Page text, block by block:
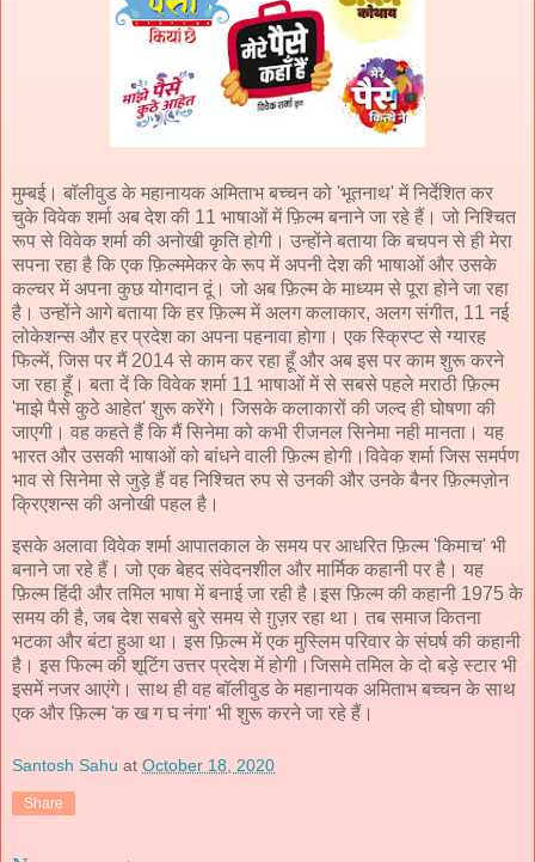
मुम्बई। बॉलीवुड के महानायक अमिताभ बच्चन को 'भूतनाथ' में निर्देशित कर
चुके विवेक शर्मा अब देश की 11 भाषाओं में फ़िल्म बनाने जा रहे हैं। जो निश्चित
रूप से विवेक शर्मा की अनोखी कृति होगी। उन्होंने बताया कि बचपन से ही मेरा
सपना रहा है कि एक फ़िल्ममेकर के रूप में अपनी देश की भाषाओं और उसके
कल्चर में अपना कुछ योगदान दूं। जो अब फ़िल्म के माध्यम से पूरा होने जा रहा
है। उन्होंने आगे बताया कि हर फ़िल्म में अलग कलाकार, अलग संगीत, 11 नई
लोकेशन्स और हर प्रदेश का अपना पहनावा होगा। एक स्क्रिप्ट से ग्यारह
फिल्में, जिस पर मैं 2014 से काम कर रहा हूँ और अब इस पर काम शुरू करने
जा रहा हूँ। बता दें कि विवेक शर्मा 11 भाषाओं में से सबसे पहले मराठी फ़िल्म
'माझे पैसे कुठे आहेत' शुरू करेंगे। जिसके कलाकारों की जल्द ही घोषणा की
जाएगी। वह कहते हैं कि मैं सिनेमा को कभी रीजनल सिनेमा नही मानता। यह
भारत और उसकी भाषाओं को बांधने वाली फ़िल्म होगी।विवेक शर्मा जिस समर्पण
भाव से सिनेमा से जुड़े हैं वह निश्चित रुप से उनकी और उनके बैनर फ़िल्मज़ोन
क्रिएशन्स की अनोखी पहल है।
इसके अलावा विवेक शर्मा आपातकाल के समय पर आधरित फ़िल्म 'किमाच' भी
बनाने जा रहे हैं। जो एक बेहद संवेदनशील और मार्मिक कहानी पर है। यह
फ़िल्म हिंदी और तमिल भाषा में बनाई जा रही है।इस फ़िल्म की कहानी 1975 के
समय की है, जब देश सबसे बुरे समय से ग़ुज़र रहा था। तब समाज कितना
भटका और बंटा हुआ था। इस फ़िल्म में एक मुस्लिम परिवार के संघर्ष की कहानी
है। इस फिल्म की शूटिंग उत्तर प्रदेश में होगी।जिसमे तमिल के दो बड़े स्टार भी
इसमें नजर आएंगे। साथ ही वह बॉलीवुड के महानायक अमिताभ बच्चन के साथ
एक और फ़िल्म 'क ख ग घ नंगा' भी शुरू करने जा रहे हैं।
Santosh Sahu at October 18, 2020
Share